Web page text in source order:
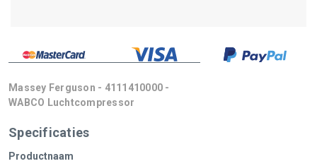
Massey Ferguson - 4111410000 -
WABCO Luchtcompressor
Specificaties
Productnaam